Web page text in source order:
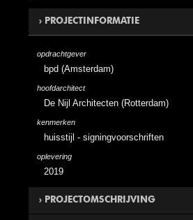
PROJECTINFORMATIE
opdrachtgever
bpd (Amsterdam)
hoofdarchitect
De Nijl Architecten (Rotterdam)
kenmerken
huisstijl - signingvoorschriften
oplevering
2019
PROJECTOMSCHRIJVING